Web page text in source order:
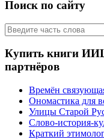
Поиск по сайту
Купить книги
партнёров
Времён
Ономастика для
Улицы Старой
Слово-история-
Краткий